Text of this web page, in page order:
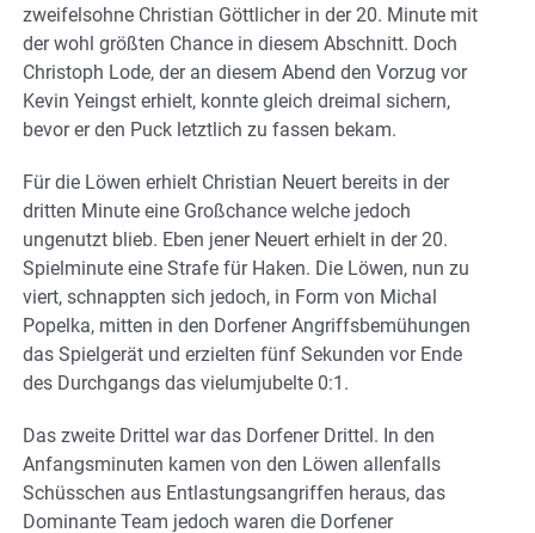
zweifelsohne Christian Göttlicher in der 20. Minute mit
der wohl größten Chance in diesem Abschnitt. Doch
Christoph Lode, der an diesem Abend den Vorzug vor
Kevin Yeingst erhielt, konnte gleich dreimal sichern,
bevor er den Puck letztlich zu fassen bekam.
Für die Löwen erhielt Christian Neuert bereits in der
dritten Minute eine Großchance welche jedoch
ungenutzt blieb. Eben jener Neuert erhielt in der 20.
Spielminute eine Strafe für Haken. Die Löwen, nun zu
viert, schnappten sich jedoch, in Form von Michal
Popelka, mitten in den Dorfener Angriffsbemühungen
das Spielgerät und erzielten fünf Sekunden vor Ende
des Durchgangs das vielumjubelte 0:1.
Das zweite Drittel war das Dorfener Drittel. In den
Anfangsminuten kamen von den Löwen allenfalls
Schüsschen aus Entlastungsangriffen heraus, das
Dominante Team jedoch waren die Dorfener